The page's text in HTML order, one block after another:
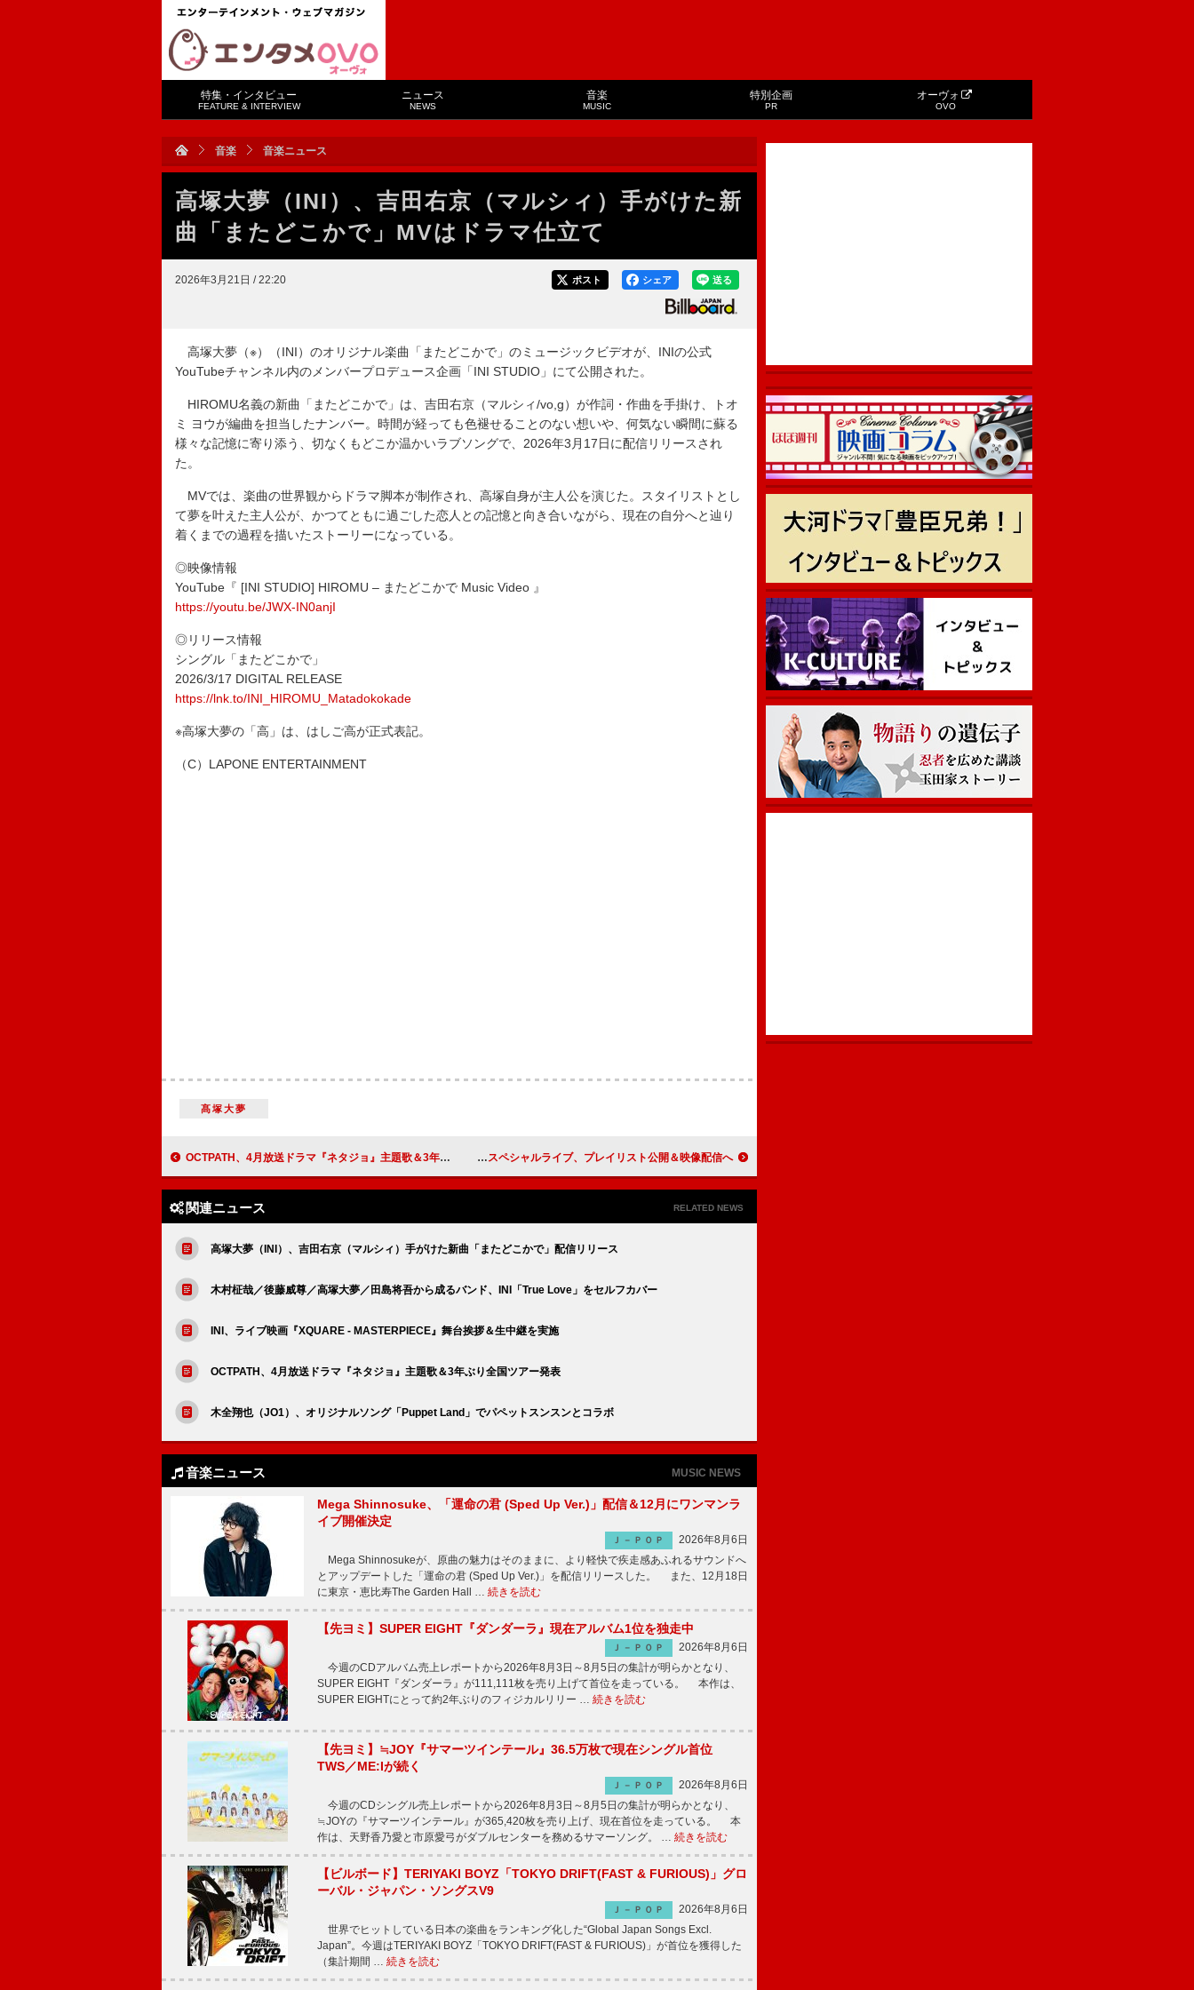
特集・インタビュー
FEATURE & INTERVIEW
ニュース
NEWS
音楽
MUSIC
特別企画
PR
オーヴォ
OVO
音楽 音楽ニュース
高塚大夢（INI）、吉田右京（マルシィ）手がけた新
曲「またどこかで」MVはドラマ仕立て
2026年3月21日 / 22:20 送る
シェア
ポスト
高塚大夢（※）（INI）のオリジナル楽曲「またどこかで」のミュージックビデオが、INIの公式
YouTubeチャンネル内のメンバープロデュース企画「INI STUDIO」にて公開された。
HIROMU名義の新曲「またどこかで」は、吉田右京（マルシィ/vo,g）が作詞・作曲を手掛け、トオ
ミ ヨウが編曲を担当したナンバー。時間が経っても色褪せることのない想いや、何気ない瞬間に蘇る
様々な記憶に寄り添う、切なくもどこか温かいラブソングで、2026年3月17日に配信リリースされ
た。
MVでは、楽曲の世界観からドラマ脚本が制作され、高塚自身が主人公を演じた。スタイリストとし
て夢を叶えた主人公が、かつてともに過ごした恋人との記憶と向き合いながら、現在の自分へと辿り
着くまでの過程を描いたストーリーになっている。
◎映像情報
YouTube『 [INI STUDIO] HIROMU – またどこかで Music Video 』
https://youtu.be/JWX-IN0anjI
◎リリース情報
シングル「またどこかで」
2026/3/17 DIGITAL RELEASE
https://lnk.to/INI_HIROMU_Matadokokade
※高塚大夢の「高」は、はしご高が正式表記。
（C）LAPONE ENTERTAINMENT
髙塚大夢
OCTPATH、4月放送ドラマ『ネタジョ』主題歌＆3年ぶり全国ツアー発表 BE:FIRSTが平安神宮で奉納スペシャルライブ、プレイリスト公開＆映像配信へ
関連ニュース RELATED NEWS
高塚大夢（INI）、吉田右京（マルシィ）手がけた新曲「またどこかで」配信リリース
木村柾哉／後藤威尊／高塚大夢／田島将吾から成るバンド、INI「True Love」をセルフカバー
INI、ライブ映画『XQUARE - MASTERPIECE』舞台挨拶＆生中継を実施
OCTPATH、4月放送ドラマ『ネタジョ』主題歌＆3年ぶり全国ツアー発表
木全翔也（JO1）、オリジナルソング「Puppet Land」でパペットスンスンとコラボ
音楽ニュース MUSIC NEWS
Mega Shinnosuke、「運命の君 (Sped Up Ver.)」配信＆12月にワンマンラ
イブ開催決定
Ｊ－ＰＯＰ
2026年8月6日
Mega Shinnosukeが、原曲の魅力はそのままに、より軽快で疾走感あふれるサウンドへ
とアップデートした「運命の君 (Sped Up Ver.)」を配信リリースした。 また、12月18日
に東京・恵比寿The Garden Hall … 続きを読む
【先ヨミ】SUPER EIGHT『ダンダーラ』現在アルバム1位を独走中
Ｊ－ＰＯＰ
2026年8月6日
今週のCDアルバム売上レポートから2026年8月3日～8月5日の集計が明らかとなり、
SUPER EIGHT『ダンダーラ』が111,111枚を売り上げて首位を走っている。 本作は、
SUPER EIGHTにとって約2年ぶりのフィジカルリリー … 続きを読む
【先ヨミ】≒JOY『サマーツインテール』36.5万枚で現在シングル首位
TWS／ME:Iが続く
Ｊ－ＰＯＰ
2026年8月6日
今週のCDシングル売上レポートから2026年8月3日～8月5日の集計が明らかとなり、
≒JOYの『サマーツインテール』が365,420枚を売り上げ、現在首位を走っている。 本
作は、天野香乃愛と市原愛弓がダブルセンターを務めるサマーソング。 … 続きを読む
【ビルボード】TERIYAKI BOYZ「TOKYO DRIFT(FAST & FURIOUS)」グロ
ーバル・ジャパン・ソングスV9
Ｊ－ＰＯＰ
2026年8月6日
世界でヒットしている日本の楽曲をランキング化した“Global Japan Songs Excl.
Japan”。今週はTERIYAKI BOYZ「TOKYO DRIFT(FAST & FURIOUS)」が首位を獲得した
（集計期間 … 続きを読む